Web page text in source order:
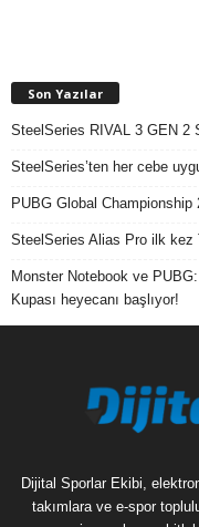
Son Yazılar
SteelSeries RIVAL 3 GEN 2
SteelSeries’ten her cebe
PUBG Global Championship
SteelSeries Alias Pro ilk kez
Monster Notebook ve
Kupası heyecanı başlıyor!
Dijital Sporlar Ekibi,
takımlara ve e-spor